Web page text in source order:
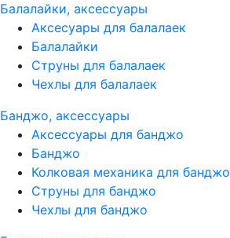
Балалайки, аксессуары
Аксесуары для балалаек
Балалайки
Струны для балалаек
Чехлы для балалаек
Банджо, аксессуары
Аксессуары для банджо
Банджо
Колковая механика для банджо
Струны для банджо
Чехлы для банджо